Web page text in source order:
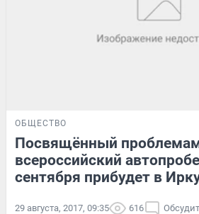
ОБЩЕСТВО
Посвящённый
всероссийский
сентября прибудет в
29 августа, 2017, 09:35 616